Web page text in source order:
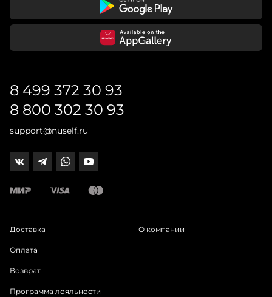
8 499 372 30 93
8 800 302 30 93
support@nuself.ru
Доставка
Оплата
Возврат
Программа лояльности
О компании